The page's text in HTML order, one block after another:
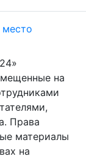
место
на
Права
материалы
на